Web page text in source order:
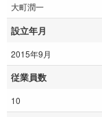
大町潤一
設立年月
2015年9月
従業員数
10